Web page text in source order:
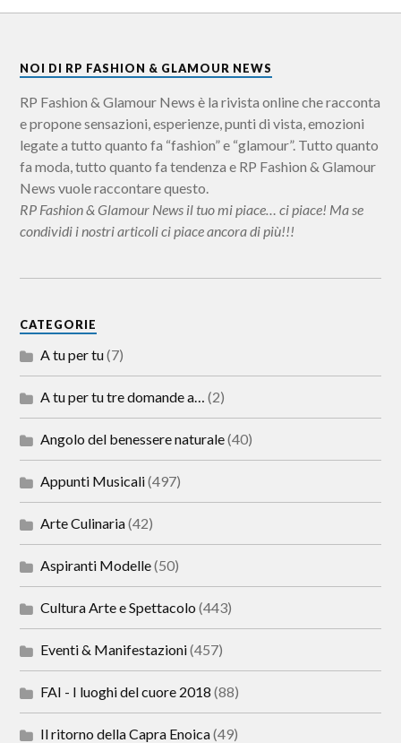
NOI DI RP FASHION & GLAMOUR NEWS
RP Fashion & Glamour News è la rivista online che racconta
e propone sensazioni, esperienze, punti di vista, emozioni
legate a tutto quanto fa “fashion” e “glamour”. Tutto quanto
fa moda, tutto quanto fa tendenza e RP Fashion & Glamour
News vuole raccontare questo.
RP Fashion & Glamour News il tuo mi piace… ci piace! Ma se
condividi i nostri articoli ci piace ancora di più!!!
CATEGORIE
A tu per tu(7)
A tu per tu tre domande a… (2)
Angolo del benessere naturale(40)
Appunti Musicali(497)
Arte Culinaria(42)
Aspiranti Modelle(50)
Cultura Arte e Spettacolo (443)
Eventi & Manifestazioni(457)
FAI - I luoghi del cuore 2018 (88)
Il ritorno della Capra Enoica(49)